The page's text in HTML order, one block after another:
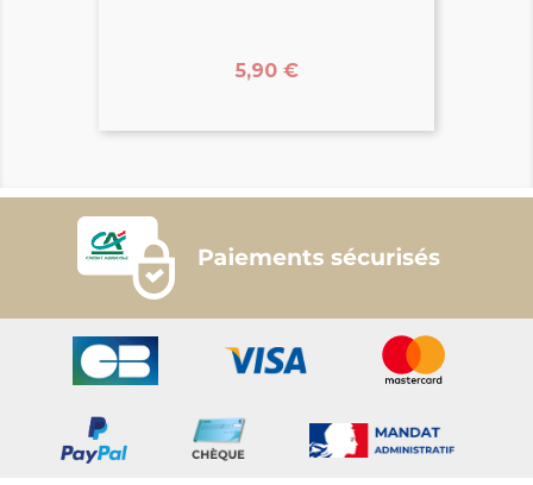
Prix
5,90 €